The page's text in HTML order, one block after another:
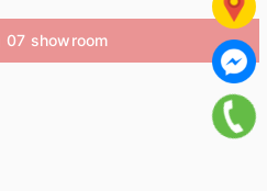
07 showroom